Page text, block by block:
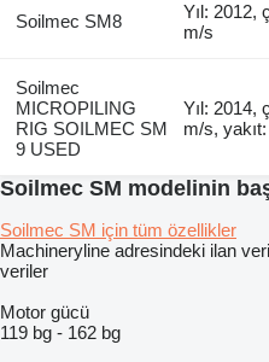
Soilmec SM8
Yıl: 2012,
m/s
Soilmec
MICROPILING
RIG SOILMEC SM
9 USED
Yıl: 2014,
m/s, yakıt:
Soilmec SM modelinin
Soilmec SM için tüm özellikler
Machineryline adresindeki ilan
veriler
Motor gücü
119 bg - 162 bg